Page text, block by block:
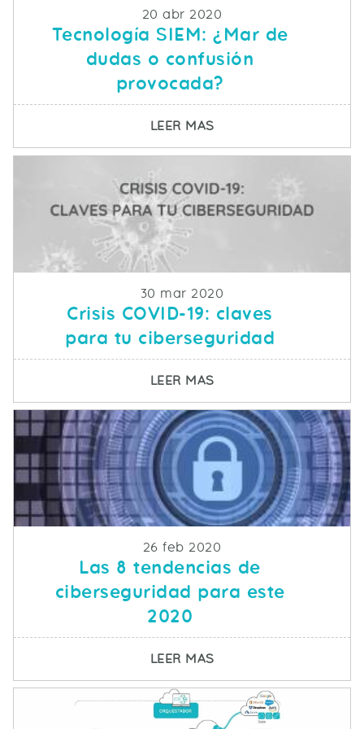
Fecha de publicacion
20 abr 2020
Tecnología SIEM: ¿Mar de
dudas o confusión
provocada?
LEER MASSOBRE TECNOLOGÍA
Fecha de publicacion
30 mar 2020
Crisis COVID-19: claves
para tu ciberseguridad
LEER MASSOBRE CRISIS COVID-
Fecha de publicacion
26 feb 2020
Las 8 tendencias de
ciberseguridad para este
2020
LEER MASSOBRE LAS 8